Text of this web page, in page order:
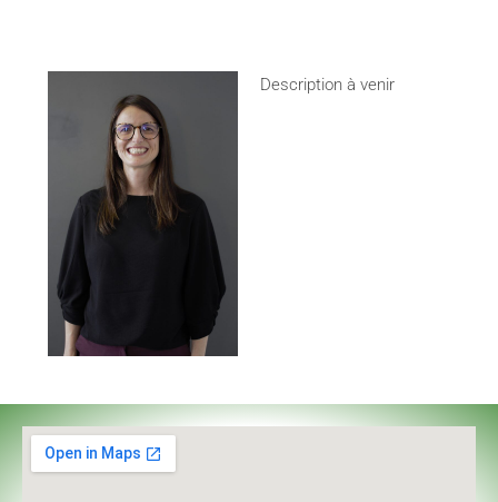
Description à venir